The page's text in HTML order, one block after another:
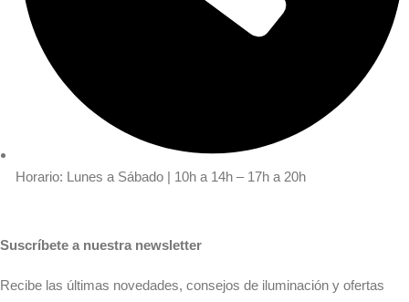
Horario: Lunes a Sábado | 10h a 14h – 17h a 20h
Suscríbete a nuestra newsletter
Recibe las últimas novedades, consejos de iluminación y ofertas